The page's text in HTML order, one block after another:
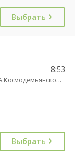
Выбрать
8:53
Памятник А.Космодемьянскому(Балтийское шоссе) трасса
Выбрать